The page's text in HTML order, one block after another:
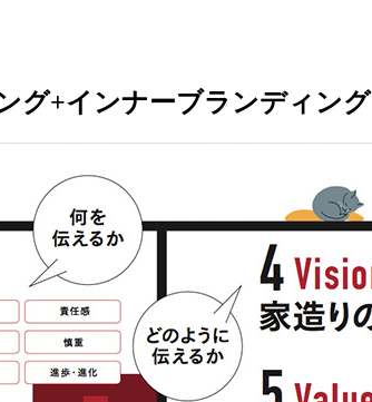
グ+インナーブランディング